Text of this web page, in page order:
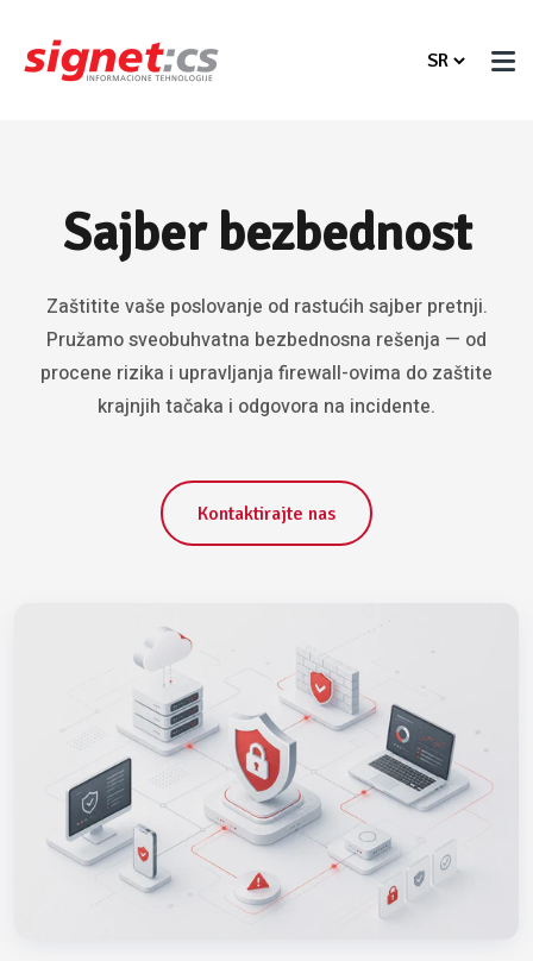
Sajber bezbednost
Zaštitite vaše poslovanje od rastućih sajber pretnji.
Pružamo sveobuhvatna bezbednosna rešenja — od
procene rizika i upravljanja firewall-ovima do zaštite
krajnjih tačaka i odgovora na incidente.
Kontaktirajte nas